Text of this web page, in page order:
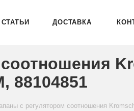
СТАТЬИ ДОСТАВКА
88104851
с регулятором соотношения